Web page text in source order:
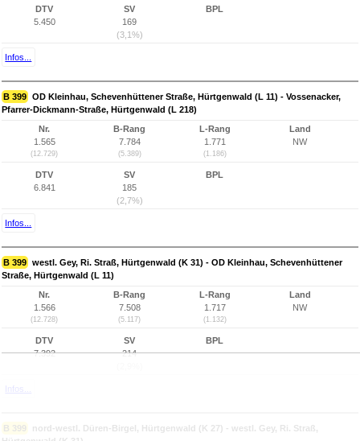
DTV
5.450
SV
169
(3,1%)
BPL
Infos...
B 399 OD Kleinhau, Schevenhüttener Straße, Hürtgenwald (L 11) - Vossenacker,
Pfarrer-Dickmann-Straße, Hürtgenwald (L 218)
Nr.
1.565
(12.729)
B-Rang
7.784
(5.389)
L-Rang
1.771
(1.186)
Land
NW
DTV
6.841
SV
185
(2,7%)
BPL
Infos...
B 399 westl. Gey, Ri. Straß, Hürtgenwald (K 31) - OD Kleinhau, Schevenhüttener
Straße, Hürtgenwald (L 11)
Nr.
1.566
(12.728)
B-Rang
7.508
(5.117)
L-Rang
1.717
(1.132)
Land
NW
DTV
7.392
SV
214
BPL
Infos...
B 399
nord-westl. Düren-Birgel, Hürtgenwald (K 27) - westl. Gey, Ri. Straß,